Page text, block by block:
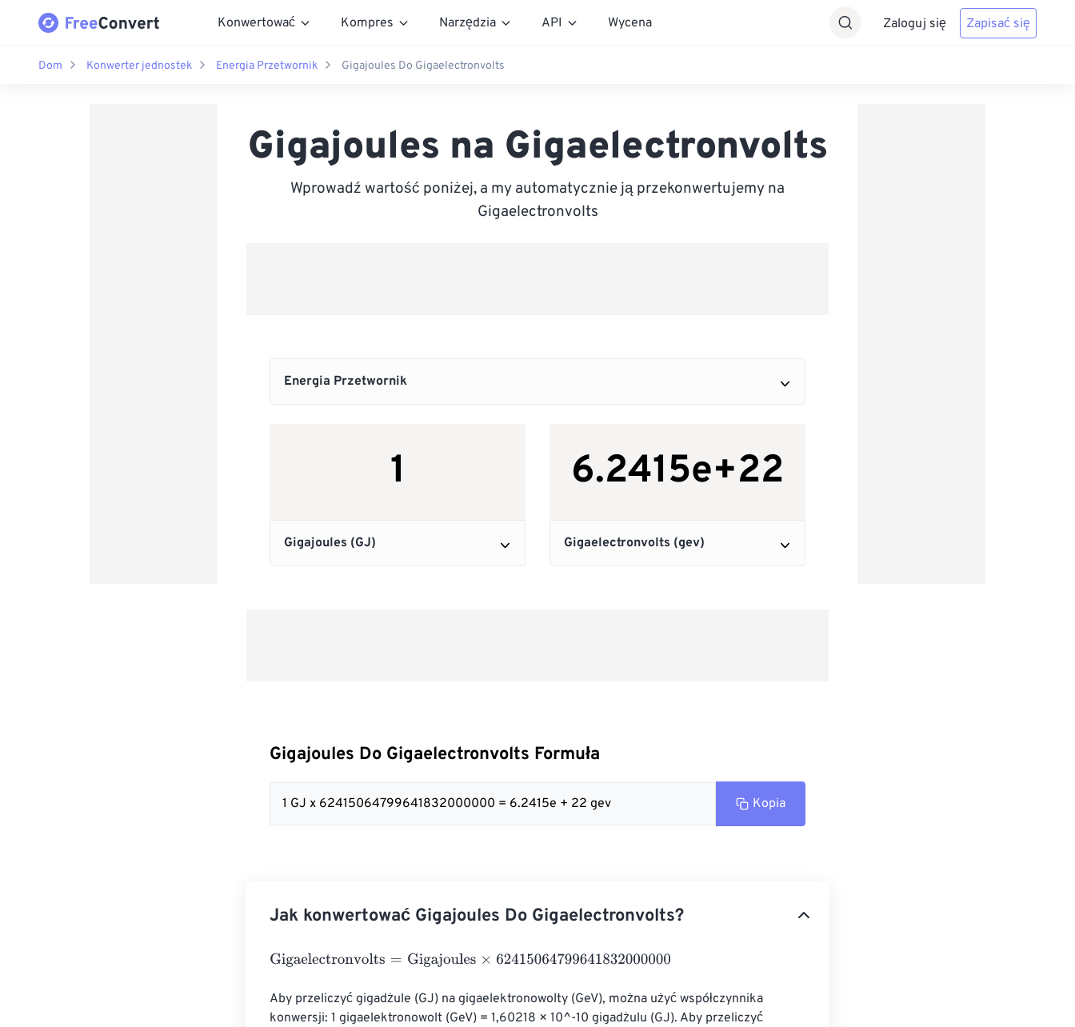
Konwertować Kompres Narzędzia API Wycena Zaloguj się Zapisać się
Dom Konwerter jednostek Energia Przetwornik Gigajoules Do Gigaelectronvolts
Gigajoules na Gigaelectronvolts
Wprowadź wartość poniżej, a my automatycznie ją przekonwertujemy na
Gigaelectronvolts
Gigajoules Do Gigaelectronvolts Formuła
1 GJ x 62415064799641832000000 = 6.2415e + 22 gev Kopia
Jak konwertować Gigajoules Do Gigaelectronvolts?
Gigaelectronvolts=Gigajoules×62415064799641832000000
Aby przeliczyć gigadżule (GJ) na gigaelektronowolty (GeV), można użyć współczynnika
konwersji: 1 gigaelektronowolt (GeV) = 1,60218 × 10^-10 gigadżulu (GJ). Aby przeliczyć